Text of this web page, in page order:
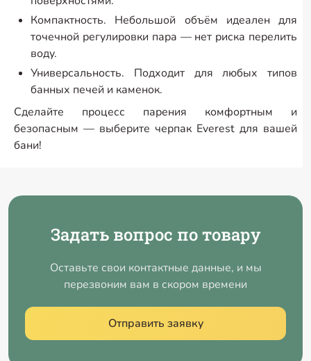
Компактность. Небольшой объём идеален для
точечной регулировки пара — нет риска перелить
воду.
Универсальность. Подходит для любых типов
банных печей и каменок.
Сделайте процесс парения комфортным и
безопасным — выберите черпак Everest для вашей
бани!
Задать вопрос по товару
Оставьте свои контактные данные, и мы
перезвоним вам в скором времени
Отправить заявку